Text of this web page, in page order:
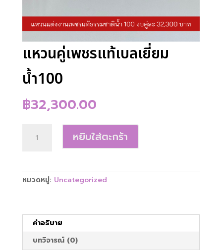
แหวนคู่เพชรแท้เบลเยี่ยม
น้ำ100
฿32,300.00
แหวน
เบลเยี่ยม
หยิบใส่ตะกร้า
หมวดหมู่: Uncategorized
คำอธิบาย
บทวิจารณ์ (0)